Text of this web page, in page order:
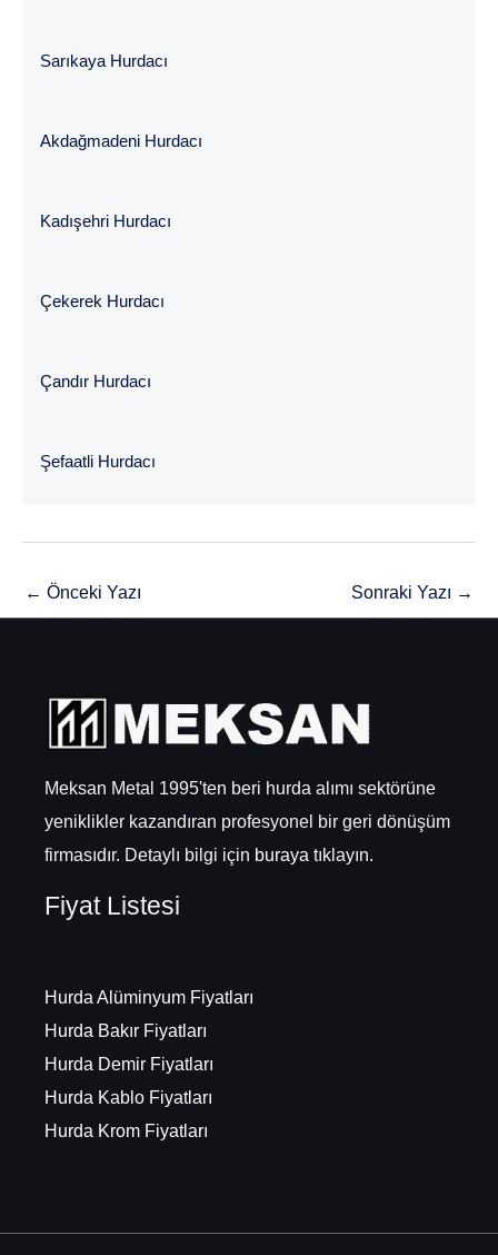
Sarıkaya Hurdacı
Akdağmadeni Hurdacı
Kadışehri Hurdacı
Çekerek Hurdacı
Çandır Hurdacı
Şefaatli Hurdacı
← Önceki Yazı Sonraki Yazı →
Meksan Metal 1995'ten beri hurda alımı sektörüne
yeniklikler kazandıran profesyonel bir geri dönüşüm
firmasıdır. Detaylı bilgi için buraya tıklayın.
Fiyat Listesi
Hurda Alüminyum Fiyatları
Hurda Bakır Fiyatları
Hurda Demir Fiyatları
Hurda Kablo Fiyatları
Hurda Krom Fiyatları